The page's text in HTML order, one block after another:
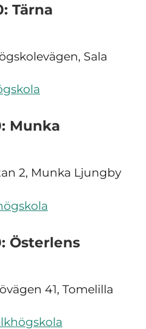
Tärna
Sala
Munka
2, Munka Ljungby
Österlens
41, Tomelilla